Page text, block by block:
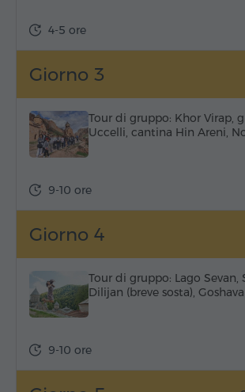
4-5 ore
Giorno 3
Tour di gruppo: Khor Virap,
Uccelli, cantina Hin Areni,
9-10 ore
Giorno 4
Tour di gruppo: Lago Sevan,
Dilijan (breve sosta),
9-10 ore